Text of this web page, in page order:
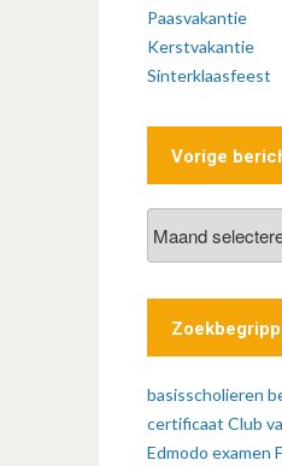
Paasvakantie
Kerstvakantie
Sinterklaasfeest
Vorige
berichten
basisscholieren
certificaat Club
Edmodo examen